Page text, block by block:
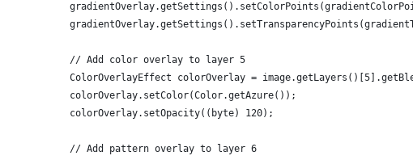
            // Add color overlay to layer 5
ColorOverlayEffect colorOverlay =
            colorOverlay.setColor(Color.getAzure());
            colorOverlay.setOpacity((byte) 120);
            // Add pattern overlay to layer 6